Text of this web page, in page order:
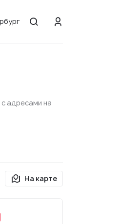
адресами на
На карте